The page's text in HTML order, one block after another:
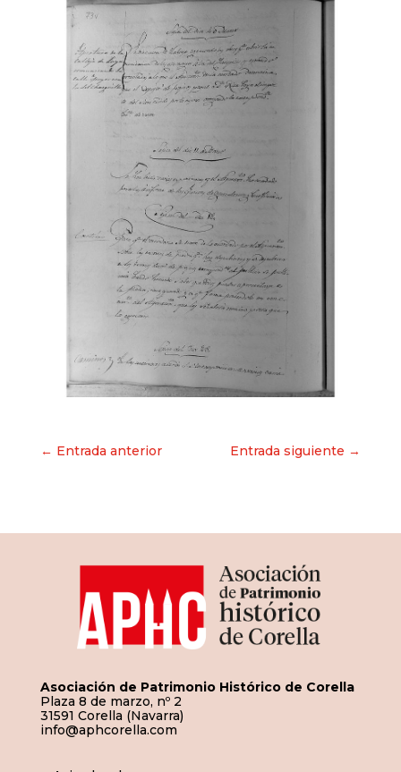
Navegación
← Entrada anterior Entrada siguiente →
Asociación de Patrimonio Histórico de Corella
Plaza 8 de marzo, nº 2
31591 Corella (Navarra)
info@aphcorella.com